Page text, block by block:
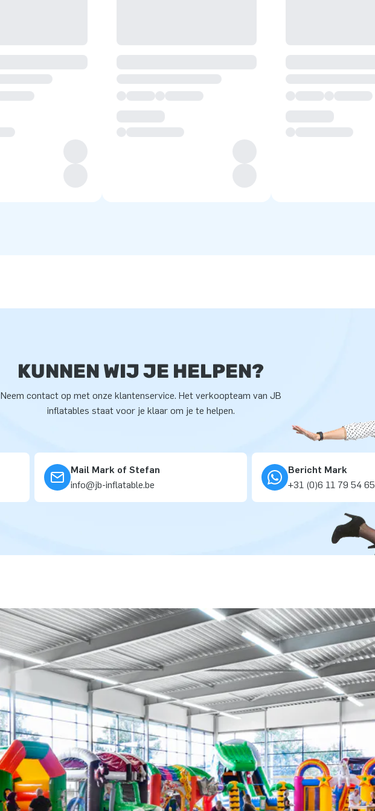
KUNNEN WIJ JE HELPEN?
Neem contact op met onze klantenservice. Het verkoopteam van JB
inflatables staat voor je klaar om je te helpen.
Mail Mark of Stefan
info@jb-inflatable.be
Bericht Mark
+31 (0)6 11 79 54 65